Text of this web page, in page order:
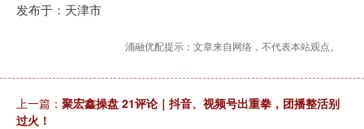
发布于：天津市
涌融优配提示：文章来自网络，不代表本站观点。
上一篇： 聚宏鑫操盘 21评论｜抖音、视频号出重拳，团播整活别
过火！